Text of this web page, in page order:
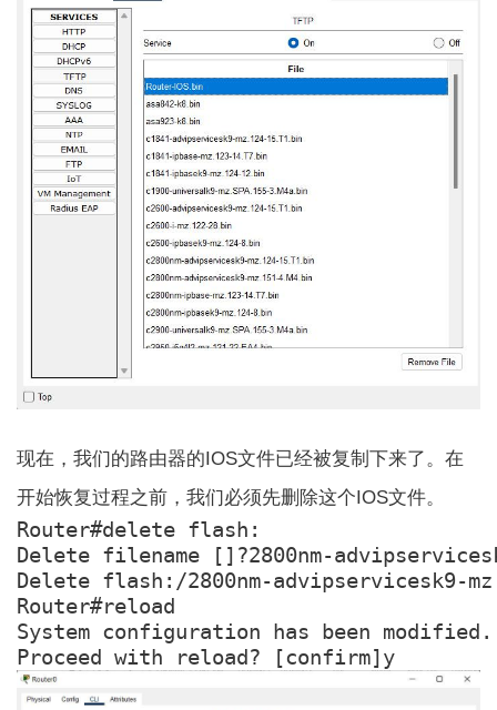
现在，我们的路由器的IOS文件已经被复制下来了。在
开始恢复过程之前，我们必须先删除这个IOS文件。
Router#delete flash:
Delete filename []?2800nm-
Delete flash:/2800nm-advipservicesk9-
Router#reload
System configuration has been
Proceed with reload? [confirm]y